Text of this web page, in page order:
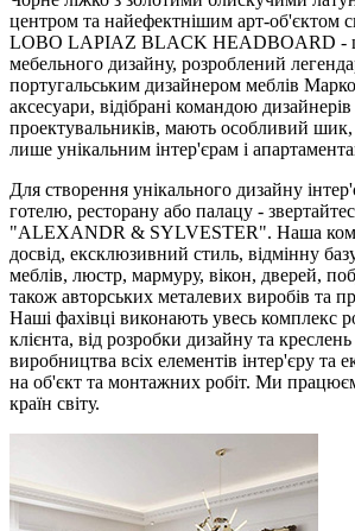
центром та найефектнішим арт-об'єктом
LOBO LAPIAZ BLACK HEADBOARD -
мебельного дизайну, розроблений
португальським дизайнером меблів
аксесуари, відібрані командою дизайнерів
проектувальників, мають особливий
лише унікальним інтер'єрам і
Для створення унікального дизайну
готелю, ресторану або палацу -
"ALEXANDR & SYLVESTER". Наша
досвід, ексклюзивний стиль, відмінну
меблів, люстр, мармуру, вікон, дверей,
також авторських металевих виробів та
Наші фахівці виконають увесь комплекс
клієнта, від розробки дизайну та
виробництва всіх елементів інтер'єру та
на об'єкт та монтажних робіт. Ми
країн світу.